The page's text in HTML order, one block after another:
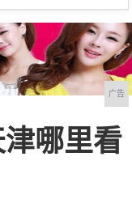
广告
哪里看